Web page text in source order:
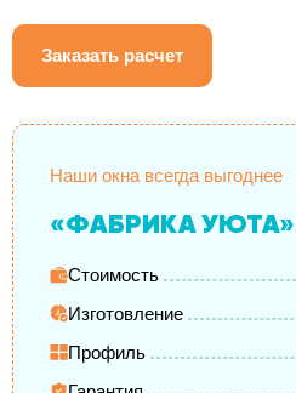
Заказать расчет
Наши окна всегда выгоднее
«ФАБРИКА УЮТА»
Стоимость
Изготовление
Профиль